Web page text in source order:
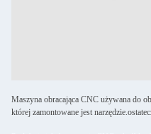
Maszyna obracająca CNC używana do
której zamontowane jest